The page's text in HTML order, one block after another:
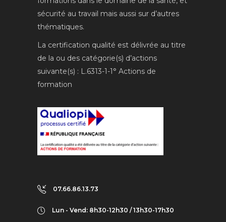
sécurité au travail mais aussi sur d’autres
thématiques.
La certification qualité est délivrée au titre
de la ou des catégorie(s) d’actions
suivante(s) : L.6313-1-1° Actions de
formation
07.66.86.13.73
Lun - Vend: 8h30-12h30 / 13h30-17h30